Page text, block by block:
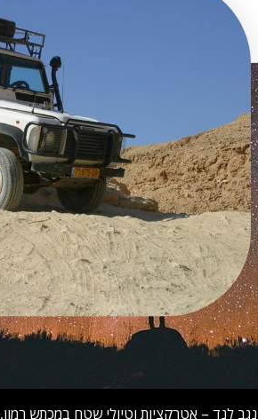
לנד – אטרקציות וטיולי שטח במכתש